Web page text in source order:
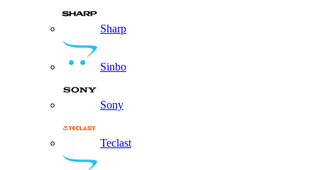
Sharp
Sinbo
Sony
Teclast